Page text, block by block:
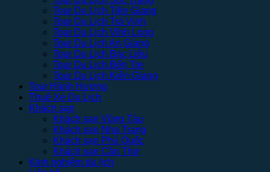
Tour Du Lịch Tiền Giang
Tour Du Lịch Trà Vinh
Tour Du Lịch Vĩnh Long
Tour Du Lịch An Giang
Tour Du Lịch Bạc Liêu
Tour Du Lịch Bến Tre
Tour Du Lịch Kiên Giang
Tour Hành Hương
Thuê Xe Du Lịch
Khách sạn
Khách sạn Vũng Tàu
Khách sạn Nha Trang
Khách sạn Phú Quốc
Khách sạn Cần Thơ
Kinh nghiệm du lịch